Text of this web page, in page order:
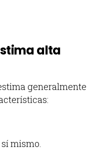
alta
generalmente
mismo.